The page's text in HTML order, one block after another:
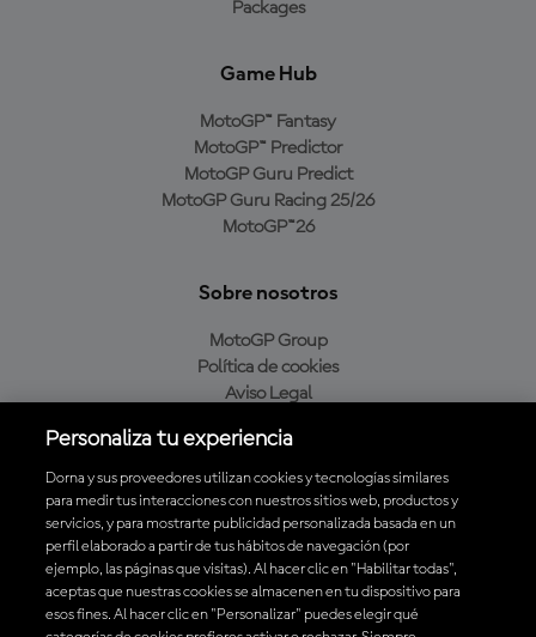
Packages
Game Hub
MotoGP™ Fantasy
MotoGP™ Predictor
MotoGP Guru Predict
MotoGP Guru Racing 25/26
MotoGP™26
Sobre nosotros
MotoGP Group
Política de cookies
Aviso Legal
Política de compra
Descarga la aplicación oficial de MotoGP™
Personaliza tu experiencia
Dorna y sus proveedores utilizan cookies y tecnologías similares
para medir tus interacciones con nuestros sitios web, productos y
servicios, y para mostrarte publicidad personalizada basada en un
perfil elaborado a partir de tus hábitos de navegación (por
ejemplo, las páginas que visitas). Al hacer clic en "Habilitar todas",
aceptas que nuestras cookies se almacenen en tu dispositivo para
esos fines. Al hacer clic en "Personalizar" puedes elegir qué